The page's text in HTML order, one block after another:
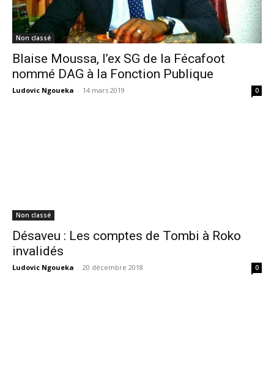
Non classé
Blaise Moussa, l’ex SG de la Fécafoot
nommé DAG à la Fonction Publique
Ludovic Ngoueka - 14 mars 2019 0
Non classé
Désaveu : Les comptes de Tombi à Roko
invalidés
Ludovic Ngoueka - 20 décembre 2018 0